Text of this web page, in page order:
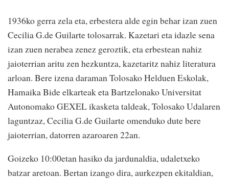
1936ko gerra zela eta, erbestera alde egin behar izan zuen
Cecilia G.de Guilarte tolosarrak. Kazetari eta idazle sena
izan zuen nerabea zenez geroztik, eta erbestean nahiz
jaioterrian aritu zen hezkuntza, kazetaritz nahiz literatura
arloan. Bere izena daraman Tolosako Helduen Eskolak,
Hamaika Bide elkarteak eta Bartzelonako Universitat
Autonomako GEXEL ikasketa taldeak, Tolosako Udalaren
laguntzaz, Cecilia G.de Guilarte omenduko dute bere
jaioterrian, datorren azaroaren 22an.
Goizeko 10:00etan hasiko da jardunaldia, udaletxeko
batzar aretoan. Bertan izango dira, aurkezpen ekitaldian,